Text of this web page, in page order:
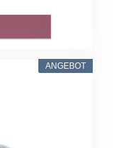
ANGEBOT